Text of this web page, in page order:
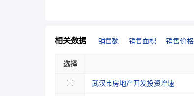
相关数据 销售额 销售面积 销售价格
选择
武汉市房地产开发投资增速